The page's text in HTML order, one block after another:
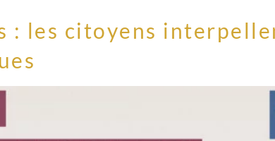
: les citoyens